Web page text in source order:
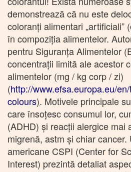
demonstrează că nu este
coloranți alimentari „artificiali”
în compoziția alimentelor.
pentru Siguranța Alimentelor
concentrații limită ale acestor
alimentelor (mg / kg corp / zi)
(http://www.efsa.europa.eu/
colours). Motivele principale
care însoțesc consumul lor,
(ADHD) și reacții alergice mai
migrenă, astm și chiar
americane CSPI (Center for
Interest) prezintă detaliat